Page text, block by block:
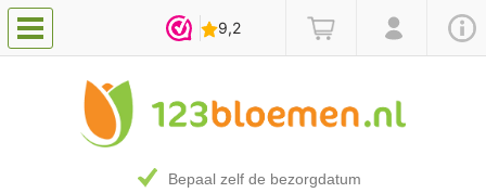
Bepaal zelf de bezorgdatum